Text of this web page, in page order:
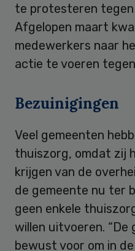
te protesteren
Afgelopen maart
medewerkers naar
actie te voeren
Bezuinigingen
Veel gemeenten
thuiszorg, omdat zij
krijgen van de
de gemeente nu ter
geen enkele
willen uitvoeren.
bewust voor om in